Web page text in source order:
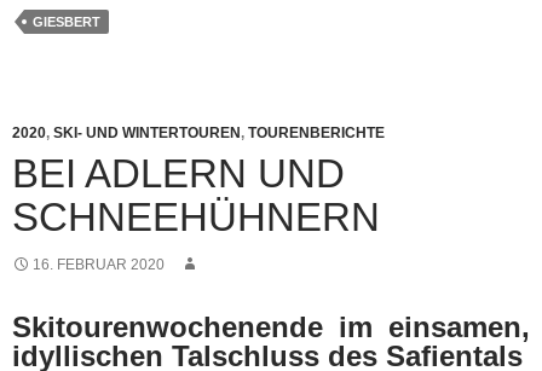
GIESBERT
2020, SKI- UND WINTERTOUREN, TOURENBERICHTE
BEI ADLERN UND
SCHNEEHÜHNERN
16. FEBRUAR 2020
Skitourenwochenende im einsamen,
idyllischen Talschluss des Safientals